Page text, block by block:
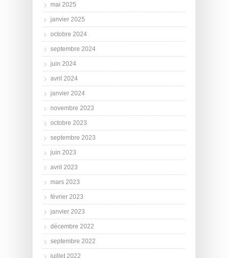
mai 2025
janvier 2025
octobre 2024
septembre 2024
juin 2024
avril 2024
janvier 2024
novembre 2023
octobre 2023
septembre 2023
juin 2023
avril 2023
mars 2023
février 2023
janvier 2023
décembre 2022
septembre 2022
juillet 2022